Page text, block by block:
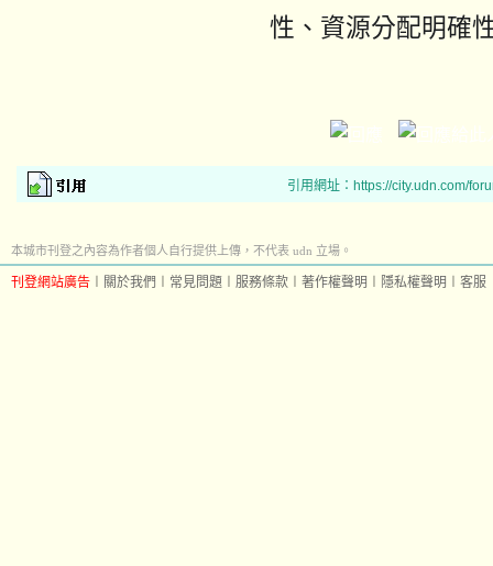
性、資源分配明確
引用網址：https://city.udn.com/
本城市刊登之內容為作者個人自行提供上傳，不代表 udn 立場。
刊登網站廣告 關於我們 常見問題 服務條款 著作權聲明 隱私權聲明 客服